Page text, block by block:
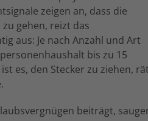
zeigen an, dass die
gehen, reizt das
aus: Je nach Anzahl und Art
bis zu 15
es, den Stecker zu ziehen, rät
beiträgt,